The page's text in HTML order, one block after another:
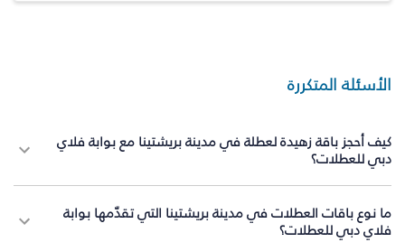
الأسئلة المتكررة
كيف أحجز باقة زهيدة لعطلة في مدينة بريشتينا مع بوابة فلاي
دبي للعطلات؟
ما نوع باقات العطلات في مدينة بريشتينا التي تقدّمها بوابة
فلاي دبي للعطلات؟